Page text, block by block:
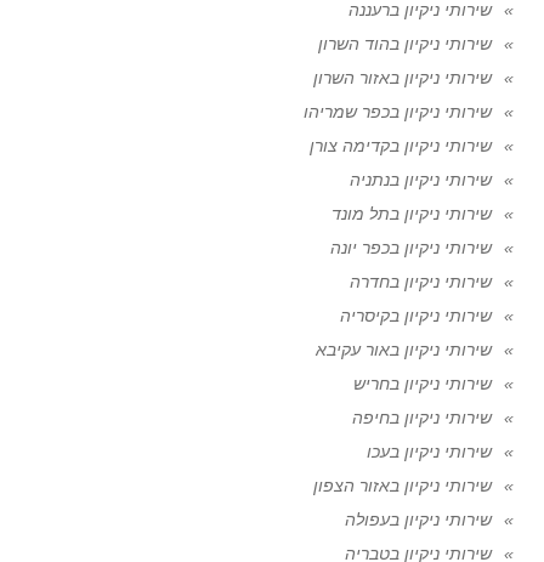
שירותי ניקיון ברעננה
שירותי ניקיון בהוד השרון
שירותי ניקיון באזור השרון
שירותי ניקיון בכפר שמריהו
שירותי ניקיון בקדימה צורן
שירותי ניקיון בנתניה
שירותי ניקיון בתל מונד
שירותי ניקיון בכפר יונה
שירותי ניקיון בחדרה
שירותי ניקיון בקיסריה
שירותי ניקיון באור עקיבא
שירותי ניקיון בחריש
שירותי ניקיון בחיפה
שירותי ניקיון בעכו
שירותי ניקיון באזור הצפון
שירותי ניקיון בעפולה
שירותי ניקיון בטבריה